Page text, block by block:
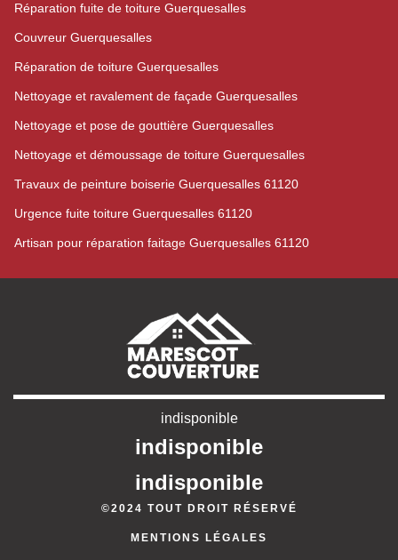
Réparation fuite de toiture Guerquesalles
Couvreur Guerquesalles
Réparation de toiture Guerquesalles
Nettoyage et ravalement de façade Guerquesalles
Nettoyage et pose de gouttière Guerquesalles
Nettoyage et démoussage de toiture Guerquesalles
Travaux de peinture boiserie Guerquesalles 61120
Urgence fuite toiture Guerquesalles 61120
Artisan pour réparation faitage Guerquesalles 61120
indisponible
indisponible
indisponible
©2024 TOUT DROIT RÉSERVÉ
MENTIONS LÉGALES